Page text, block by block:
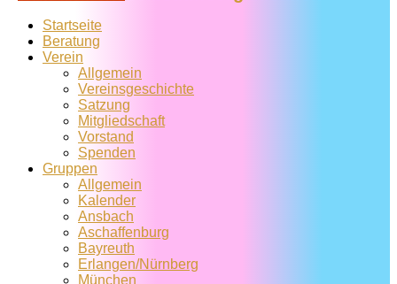
Startseite
Beratung
Verein
Allgemein
Vereins­geschichte
Satzung
Mitglied­schaft
Vorstand
Spenden
Gruppen
Allgemein
Kalender
Ansbach
Aschaffenburg
Bayreuth
Erlangen/Nürnberg
München